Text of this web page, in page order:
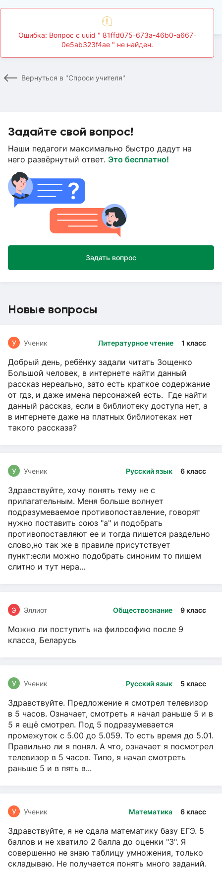
Ошибка: Вопрос c uuid " 81ffd075-673a-46b0-a667-
0e5ab323f4ae " не найден.
Спроси учителя Страница вопроса
Вернуться в "Спроси учителя"
Задайте свой вопрос!
Наши педагоги максимально быстро дадут на
него развёрнутый ответ. Это бесплатно!
Задать вопрос
Новые вопросы
Литературное чтение 1 класс
У Ученик
Добрый день, ребёнку задали читать Зощенко
Большой человек, в интернете найти данный
рассказ нереально, зато есть краткое содержание
от гдз, и даже имена персонажей есть. Где найти
данный рассказ, если в библиотеку доступа нет, а
в интернете даже на платных библиотеках нет
такого рассказа?
Русский язык 6 класс
У Ученик
Здравствуйте, хочу понять тему не с
прилагательным. Меня больше волнует
подразумеваемое противопоставление, говорят
нужно поставить союз "а" и подобрать
противопоставляют ее и тогда пишется раздельно
слово,но так же в правиле присутствует
пункт:если можно подобрать синоним то пишем
слитно и тут нера...
Обществознание 9 класс
Э Эллиот
Можно ли поступить на философию после 9
класса, Беларусь
Русский язык 5 класс
У Ученик
Здравствуйте. Предложение я смотрел телевизор
в 5 часов. Означает, смотреть я начал раньше 5 и в
5 я ещё смотрел. Под 5 подразумевается
промежуток с 5.00 до 5.059. То есть время до 5.01.
Правильно ли я понял. А что, означает я посмотрел
телевизор в 5 часов. Типо, я начал смотреть
раньше 5 и в пять в...
Математика 6 класс
У Ученик
Здравствуйте, я не сдала математику базу ЕГЭ. 5
баллов и не хватило 2 балла до оценки "3". Я
совершенно не знаю таблицу умножения, только
складываю. Не получается понять много заданий.